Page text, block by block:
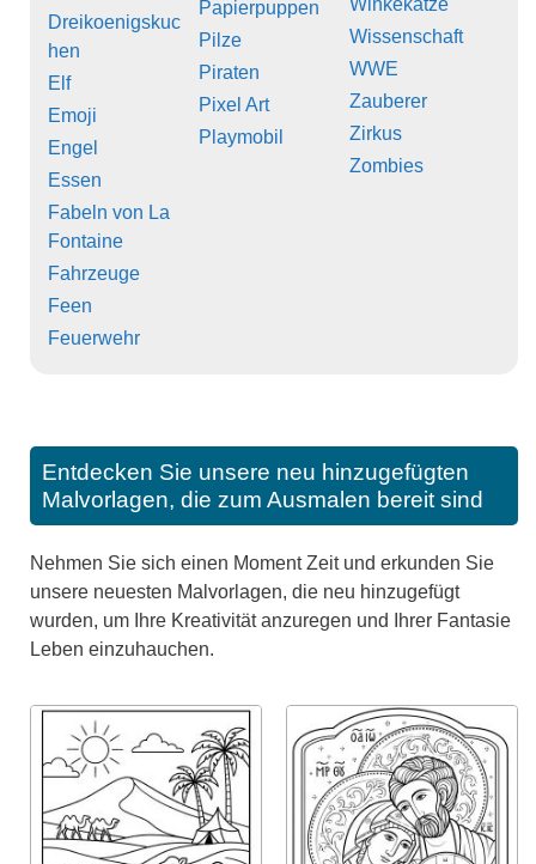
Dreikoenigskuc
hen
Elf
Emoji
Engel
Essen
Fabeln von La
Fontaine
Fahrzeuge
Feen
Feuerwehr
Papierpuppen
Pilze
Piraten
Pixel Art
Playmobil
Wissenschaft
WWE
Zauberer
Zirkus
Zombies
Entdecken Sie unsere neu hinzugefügten
Malvorlagen, die zum Ausmalen bereit sind
Nehmen Sie sich einen Moment Zeit und erkunden Sie
unsere neuesten Malvorlagen, die neu hinzugefügt
wurden, um Ihre Kreativität anzuregen und Ihrer Fantasie
Leben einzuhauchen.